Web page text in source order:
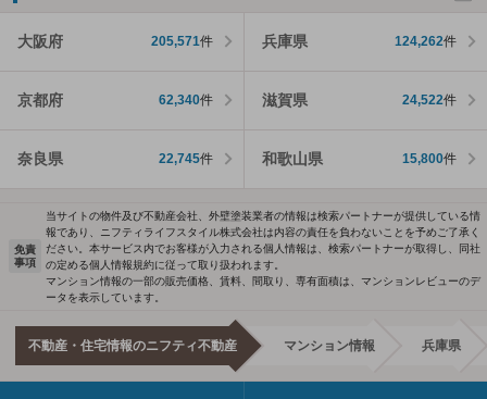
大阪府 205,571件 兵庫県 124,262件
京都府 62,340件 滋賀県 24,522件
奈良県 22,745件 和歌山県 15,800件
免責
事項
当サイトの物件及び不動産会社、外壁塗装業者の情報は検索パートナーが提供している情
報であり、ニフティライフスタイル株式会社は内容の責任を負わないことを予めご了承く
ださい。本サービス内でお客様が入力される個人情報は、検索パートナーが取得し、同社
の定める個人情報規約に従って取り扱われます。
マンション情報の一部の販売価格、賃料、間取り、専有面積は、マンションレビューのデ
ータを表示しています。
不動産・住宅情報のニフティ不動産 マンション情報 兵庫県